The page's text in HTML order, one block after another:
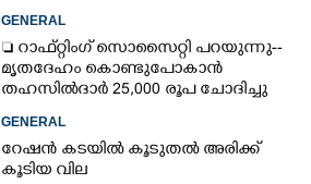
GENERAL
 റാഫ്റ്റിംഗ് സൊസൈറ്റി പറയുന്നു--
മൃതദേഹം കൊണ്ടുപോകാൻ
തഹസിൽദാർ 25,000 രൂപ ചോദിച്ചു
GENERAL
റേഷൻ കടയിൽ കൂടുതൽ അരിക്ക്
കൂടിയ വില